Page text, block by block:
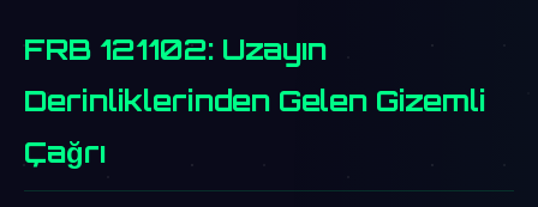
FRB 121102: Uzayın
Derinliklerinden Gelen Gizemli
Çağrı